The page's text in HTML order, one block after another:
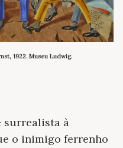
1922. Museu Ludwig.
surrealista à
o inimigo ferrenho